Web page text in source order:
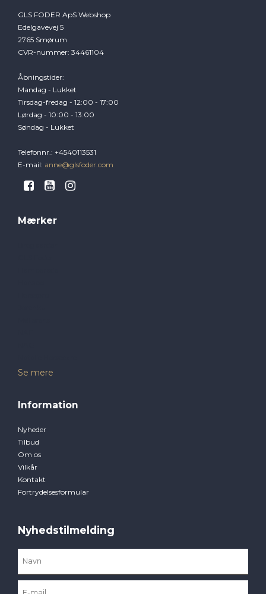
GLS FODER ApS Webshop
Edelgavevej 5
2765 Smørum
CVR-nummer: 34461104
Åbningstider:
Mandag - Lukket
Tirsdag-fredag - 12:00 - 17:00
Lørdag - 10:00 - 13:00
Søndag - Lukket
Telefonnr. : +4540113531
E-mail: anne@glsfoder.com
Mærker
Se mere
Information
Nyheder
Tilbud
Om os
Vilkår
Kontakt
Fortrydelsesformular
Nyhedstilmelding